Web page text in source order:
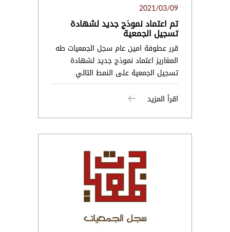
2021/03/09
تم اعتماد نموذج جديد لشهادة
تسجيل الجمعية
قرر عطوفة امين عام سجل الجمعيات طه
المغاريز اعتماد نموذج جديد لشهادة
تسجيل الجمعية على النمط التالي
اقرأ المزيد